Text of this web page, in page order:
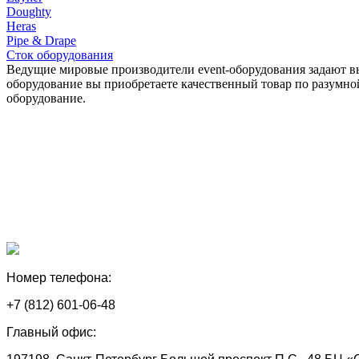
Doughty
Heras
Pipe & Drape
Сток оборудования
Ведущие мировые производители event-оборудования задают
оборудование вы приобретаете качественный товар по
оборудование.
Номер телефона:
+7 (812) 601-06-48
Главный офис: